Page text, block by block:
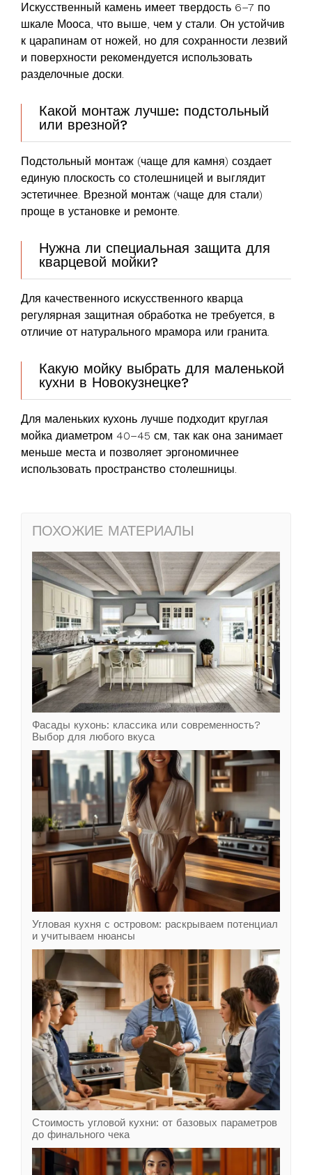
Искусственный камень имеет твердость 6–7 по
шкале Мооса, что выше, чем у стали. Он устойчив
к царапинам от ножей, но для сохранности лезвий
и поверхности рекомендуется использовать
разделочные доски.
Какой монтаж лучше: подстольный
или врезной?
Подстольный монтаж (чаще для камня) создает
единую плоскость со столешницей и выглядит
эстетичнее. Врезной монтаж (чаще для стали)
проще в установке и ремонте.
Нужна ли специальная защита для
кварцевой мойки?
Для качественного искусственного кварца
регулярная защитная обработка не требуется, в
отличие от натурального мрамора или гранита.
Какую мойку выбрать для маленькой
кухни в Новокузнецке?
Для маленьких кухонь лучше подходит круглая
мойка диаметром 40–45 см, так как она занимает
меньше места и позволяет эргономичнее
использовать пространство столешницы.
ПОХОЖИЕ МАТЕРИАЛЫ
Фасады кухонь: классика или современность?
Выбор для любого вкуса
Угловая кухня с островом: раскрываем потенциал
и учитываем нюансы
Стоимость угловой кухни: от базовых параметров
до финального чека